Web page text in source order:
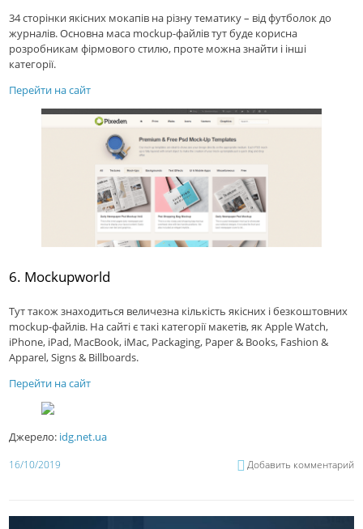
34 сторінки якісних мокапiв на різну тематику – від футболок до
журналів. Основна маса mockup-файлів тут буде корисна
розробникам фірмового стилю, проте можна знайти і інші
категорії.
Перейти на сайт
6. Mockupworld
Тут також знаходиться величезна кількість якісних і безкоштовних
mockup-файлів. На сайті є такі категорії макетів, як Apple Watch,
iPhone, iPad, MacBook, iMac, Packaging, Paper & Books, Fashion &
Apparel, Signs & Billboards.
Перейти на сайт
Джерело: idg.net.ua
16/10/2019 Добавить комментарий